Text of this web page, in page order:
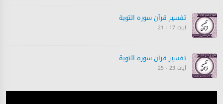
تفسیر قرآن سورہ ‎التوبة‎
آیات 17 - 21
تفسیر قرآن سورہ ‎التوبة‎
آیات 23 - 25